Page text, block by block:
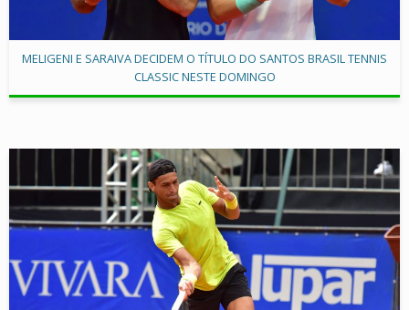
MELIGENI E SARAIVA DECIDEM O TÍTULO DO SANTOS BRASIL TENNIS
CLASSIC NESTE DOMINGO